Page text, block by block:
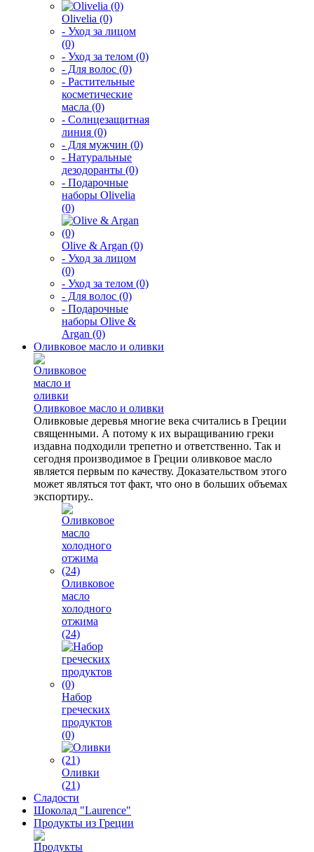
Olivelia (0)
- Уход за лицом
(0)
- Уход за телом (0)
- Для волос (0)
- Растительные
косметические
масла (0)
- Солнцезащитная
линия (0)
- Для мужчин (0)
- Натуральные
дезодоранты (0)
- Подарочные
наборы Olivelia
(0)
Olive & Argan (0)
- Уход за лицом
(0)
- Уход за телом (0)
- Для волос (0)
- Подарочные
наборы Olive &
Argan (0)
Оливковое масло и оливки
Оливковое масло и оливки
Оливковые деревья многие века считались в Греции
священными. А потому к их выращиванию греки
издавна подходили трепетно и ответственно. Так и
сегодня производимое в Греции оливковое масло
является первым по качеству. Доказательством этого
может являться тот факт, что оно в больших объемах
экспортиру..
Оливковое
масло
холодного
отжима
(24)
Набор
греческих
продуктов
(0)
Оливки
(21)
Сладости
Шоколад "Laurence"
Продукты из Греции